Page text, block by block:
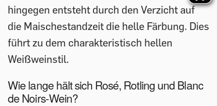
hingegen entsteht durch den Verzicht auf
die Maischestandzeit die helle Färbung. Dies
führt zu dem charakteristisch hellen
Weißweinstil.
Wie lange hält sich Rosé, Rotling und Blanc
de Noirs-Wein?